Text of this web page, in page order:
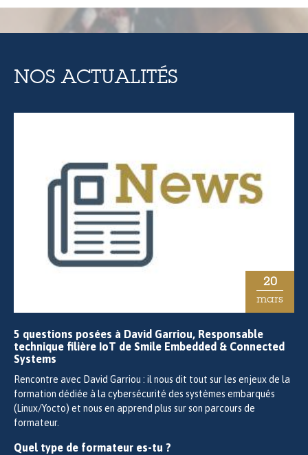
NOS ACTUALITÉS
20
mars
5 questions posées à David Garriou, Responsable
technique filière IoT de Smile Embedded & Connected
Systems
Rencontre avec David Garriou : il nous dit tout sur les enjeux de la
formation dédiée à la cybersécurité des systèmes embarqués
(Linux/Yocto) et nous en apprend plus sur son parcours de
formateur.
Quel type de formateur es-tu ?